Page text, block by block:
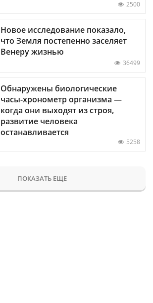
2500
Новое исследование показало,
что Земля постепенно заселяет
Венеру жизнью
36499
Обнаружены биологические
часы-хронометр организма —
когда они выходят из строя,
развитие человека
останавливается
5258
ПОКАЗАТЬ ЕЩЕ